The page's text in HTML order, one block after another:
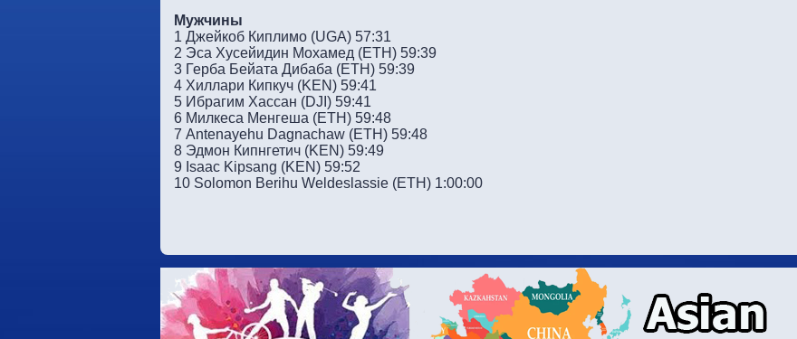
Мужчины
1 Джейкоб Киплимо (UGA) 57:31
2 Эса Хусейидин Мохамед (ETH) 59:39
3 Герба Бейата Дибаба (ETH) 59:39
4 Хиллари Кипкуч (KEN) 59:41
5 Ибрагим Хассан (DJI) 59:41
6 Милкеса Менгеша (ETH) 59:48
7 Antenayehu Dagnachaw (ETH) 59:48
8 Эдмон Кипнгетич (KEN) 59:49
9 Isaac Kipsang (KEN) 59:52
10 Solomon Berihu Weldeslassie (ETH) 1:00:00